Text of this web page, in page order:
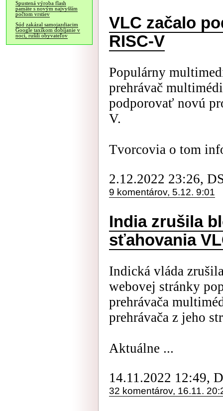
Spustená výroba flash
pamäte s novým najvyšším
počtom vrstiev
Súd zakázal samojazdiacim
Google taxíkom dobíjanie v
noci, rušili obyvateľov
VLC začalo
RISC-V
Populárny
prehrávač
podporovať novú
V.
Tvorcovia o tom
2.12.2022 23:26,
9 komentárov, 5.12. 9:01
India zrušila
sťahovania
Indická vláda
webovej stránky
prehrávača
prehrávača z jeho
Aktuálne ...
14.11.2022 12:49,
32 komentárov, 16.11.